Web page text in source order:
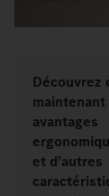
Découvrez
maintenant
avantages
et d’autres